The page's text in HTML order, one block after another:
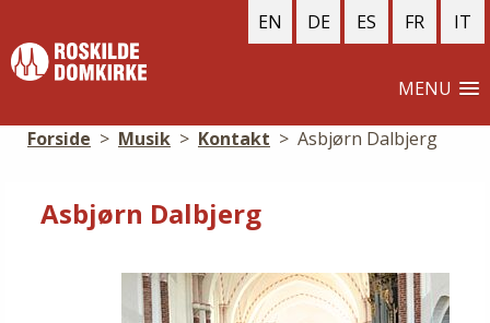
IT
FR
ES
DE
EN
MENU
Forside > Musik > Kontakt > Asbjørn Dalbjerg
Asbjørn Dalbjerg